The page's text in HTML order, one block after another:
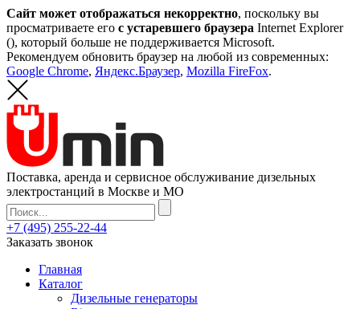
Сайт может отображаться некорректно, поскольку вы
просматриваете его с устаревшего браузера Internet Explorer
(), который больше не поддерживается Microsoft.
Рекомендуем обновить браузер на любой из современных:
Google Chrome, Яндекс.Браузер, Mozilla FireFox.
Поставка, аренда и сервисное обслуживание дизельных
электростанций в Москве и МО
+7 (495) 255-22-44
Заказать звонок
Главная
Каталог
Дизельные генераторы